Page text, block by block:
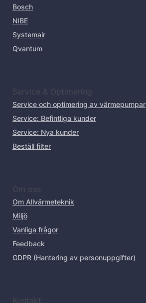
Bosch
NIBE
Systemair
Qvantum
Service & Optimering
Service och optimering av värmepumpar
Service: Befintliga kunder
Service: Nya kunder
Beställ filter
Om oss
Om Allvärmeteknik
Miljö
Vanliga frågor
Feedback
GDPR (Hantering av personuppgifter)
Kontakt